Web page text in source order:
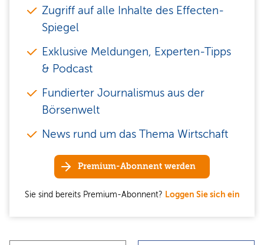
Zugriff auf alle Inhalte des Effecten-
Spiegel
Exklusive Meldungen, Experten-Tipps
& Podcast
Fundierter Journalismus aus der
Börsenwelt
News rund um das Thema Wirtschaft
Premium-Abonnent werden
Sie sind bereits Premium-Abonnent? Loggen Sie sich ein